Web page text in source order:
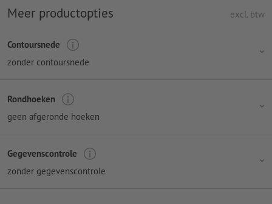
Meer productopties excl. btw
Contoursnede
zonder contoursnede
Rondhoeken
geen afgeronde hoeken
Gegevenscontrole
zonder gegevenscontrole